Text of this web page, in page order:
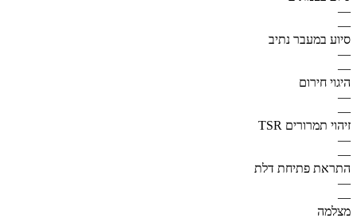
—
—
סיוע במעבר נתיב
—
—
היגוי חירום
—
—
זיהוי תמרורים TSR
—
—
התראת פתיחת דלת
—
—
מצלמה